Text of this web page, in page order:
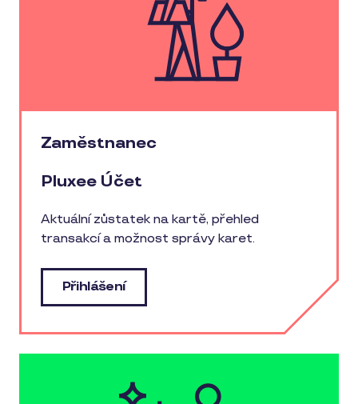
Zaměstnanec
Pluxee Účet
Aktuální zůstatek na kartě, přehled
transakcí a možnost správy karet.
Přihlášení